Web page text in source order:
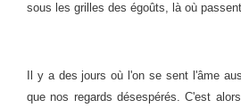
sous les grilles des égoûts, là où
Il y a des jours où l'on se sent l'âme
que nos regards désespérés. C'est